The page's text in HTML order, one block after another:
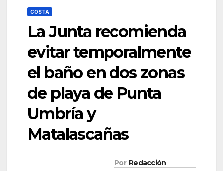
COSTA
La Junta recomienda
evitar temporalmente
el baño en dos zonas
de playa de Punta
Umbría y
Matalascañas
Por Redacción